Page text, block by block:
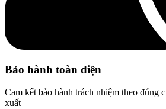
Bảo hành toàn diện
Cam kết bảo hành trách nhiệm theo đúng
xuất